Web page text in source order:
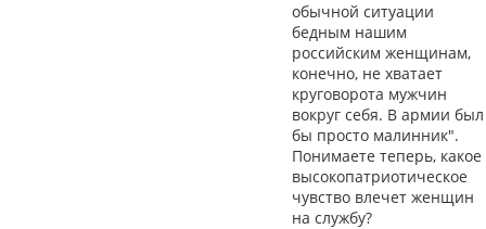
обычной ситуации
бедным нашим
российским женщинам,
конечно, не хватает
круговорота мужчин
вокруг себя. В армии был
бы просто малинник".
Понимаете теперь, какое
высокопатриотическое
чувство влечет женщин
на службу?